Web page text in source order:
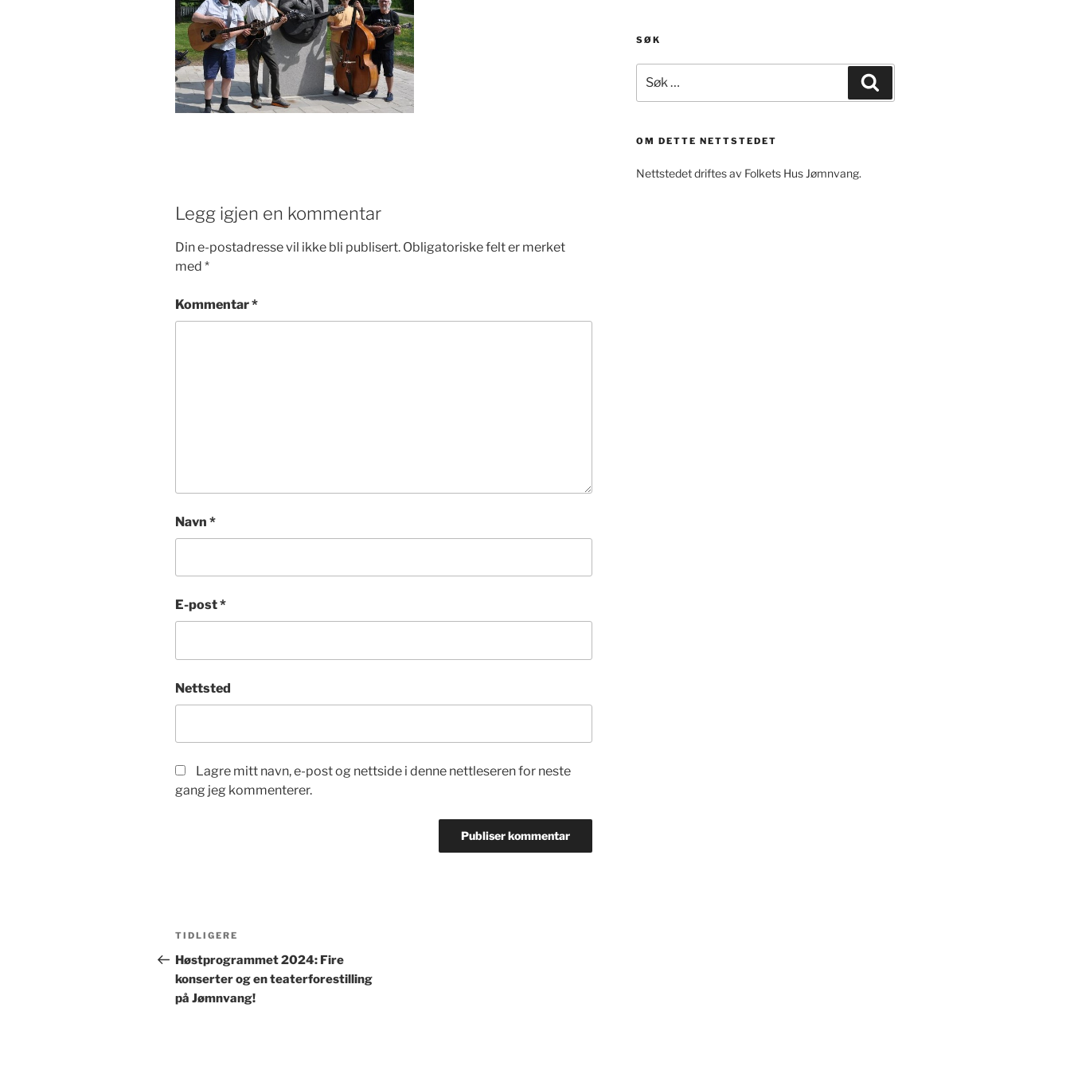
Legg igjen en kommentar
Din e-postadresse vil ikke bli publisert. Obligatoriske felt er merket
med *
Kommentar*
Navn *
E-post*
Nettsted
Lagre mitt navn, e-post og nettside i denne nettleseren for neste
gang jeg kommenterer.
Innleggsnavigasjon
Forrige
innlegg
TIDLIGERE
Høstprogrammet 2024: Fire
konserter og en teaterforestilling
på Jømnvang!
SØK
etter:
OM DETTE NETTSTEDET
Nettstedet driftes av Folkets Hus Jømnvang.